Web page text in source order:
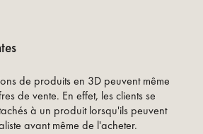
de produits en 3D peuvent même
de vente. En effet, les clients se
à un produit lorsqu'ils peuvent
avant même de l'acheter.